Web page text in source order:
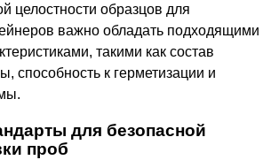
целостности образцов для
важно обладать подходящими
такими как состав
способность к герметизации и
для безопасной
проб